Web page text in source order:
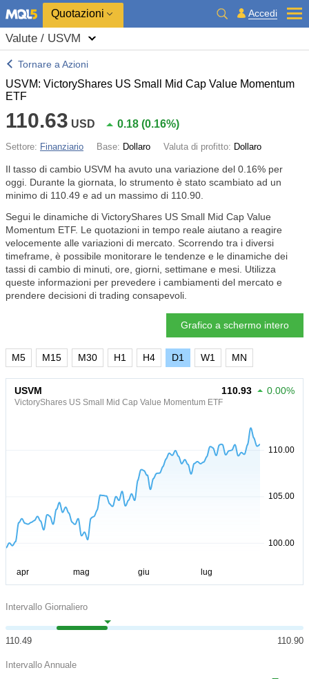
Quotazioni Accedi
Valute / USVM
Tornare a Azioni
USVM: VictoryShares US Small Mid Cap Value Momentum
ETF
110.63 USD 0.18 (0.16%)
Settore: Finanziario Base: Dollaro Valuta di profitto: Dollaro
Il tasso di cambio USVM ha avuto una variazione del 0.16% per
oggi. Durante la giornata, lo strumento è stato scambiato ad un
minimo di 110.49 e ad un massimo di 110.90.
Segui le dinamiche di VictoryShares US Small Mid Cap Value
Momentum ETF. Le quotazioni in tempo reale aiutano a reagire
velocemente alle variazioni di mercato. Scorrendo tra i diversi
timeframe, è possibile monitorare le tendenze e le dinamiche dei
tassi di cambio di minuti, ore, giorni, settimane e mesi. Utilizza
queste informazioni per prevedere i cambiamenti del mercato e
prendere decisioni di trading consapevoli.
Grafico a schermo intero
M5 M15 M30 H1 H4 D1 W1 MN
USVM
VictoryShares US Small Mid Cap Value Momentum ETF
110.93 0.00%
Intervallo Giornaliero
110.49 110.90
Intervallo Annuale